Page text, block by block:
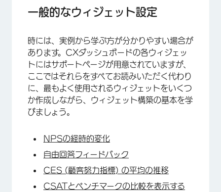
一般的なウィジェット設定
時には、実例から学ぶ方が分かりやすい場合が
あります。CXダッシュボードの各ウィジェッ
トにはサポートページが用意されていますが、
ここではそれらをすべてお読みいただく代わり
に、最もよく使用されるウィジェットをいくつ
か作成しながら、ウィジェット構築の基本を学
びましょう。
NPSの経時的変化
自由回答フィードバック
CES (顧客努力指標) の平均の推移
CSATとベンチマークの比較を表示する